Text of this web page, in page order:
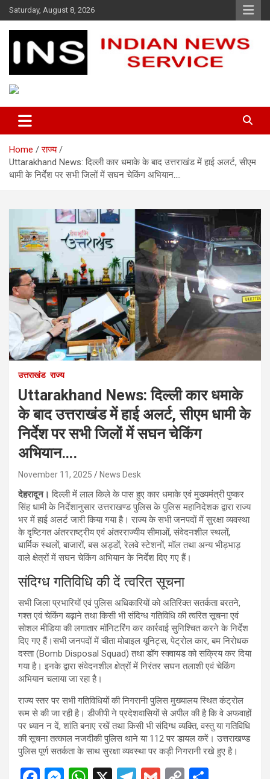
Skip
to
content
Saturday, August 8, 2026
Indian News Service
Home
राज्य
Uttarakhand News: दिल्ली कार धमाके के बाद उत्तराखंड में हाई अलर्ट, सीएम
धामी के निर्देश पर सभी जिलों में सघन चेकिंग अभियान….
उत्तराखंड राज्य
Uttarakhand News: दिल्ली कार धमाके
के बाद उत्तराखंड में हाई अलर्ट, सीएम धामी के
निर्देश पर सभी जिलों में सघन चेकिंग
अभियान….
November 11, 2025 News Desk
देहरादून। दिल्ली में लाल किले के पास हुए कार धमाके एवं मुख्यमंत्री पुष्कर
सिंह धामी के निर्देशानुसार उत्तराखण्ड पुलिस के पुलिस महानिदेशक द्वारा राज्य
भर में हाई अलर्ट जारी किया गया है। राज्य के सभी जनपदों में सुरक्षा व्यवस्था
के दृष्टिगत अंतरराष्ट्रीय एवं अंतरराज्यीय सीमाओं, संवेदनशील स्थलों,
धार्मिक स्थलों, बाजारों, बस अड्डों, रेलवे स्टेशनों, मॉल तथा अन्य भीड़भाड़
वाले क्षेत्रों में सघन चेकिंग अभियान के निर्देश दिए गए हैं।
संदिग्ध गतिविधि की दें त्वरित सूचना
सभी जिला प्रभारियों एवं पुलिस अधिकारियों को अतिरिक्त सतर्कता बरतने,
गश्त एवं चेकिंग बढ़ाने तथा किसी भी संदिग्ध गतिविधि की त्वरित सूचना एवं
सोशल मीडिया की लगातार मॉनिटरिंग कर कार्रवाई सुनिश्चित करने के निर्देश
दिए गए हैं।सभी जनपदों में चीता मोबाइल यूनिट्स, पेट्रोल कार, बम निरोधक
दस्ता (Bomb Disposal Squad) तथा डॉग स्क्वायड को सक्रिय कर दिया
गया है। इनके द्वारा संवेदनशील क्षेत्रों में निरंतर सघन तलाशी एवं चेकिंग
अभियान चलाया जा रहा है।
राज्य स्तर पर सभी गतिविधियों की निगरानी पुलिस मुख्यालय स्थित कंट्रोल
रूम से की जा रही है। डीजीपी ने प्रदेशवासियों से अपील की है कि वे अफवाहों
पर ध्यान न दें, शांति बनाए रखें तथा किसी भी संदिग्ध व्यक्ति, वस्तु या गतिविधि
की सूचना तत्काल नजदीकी पुलिस थाने या 112 पर डायल करें। उत्तराखण्ड
पुलिस पूर्ण सतर्कता के साथ सुरक्षा व्यवस्था पर कड़ी निगरानी रखे हुए है।